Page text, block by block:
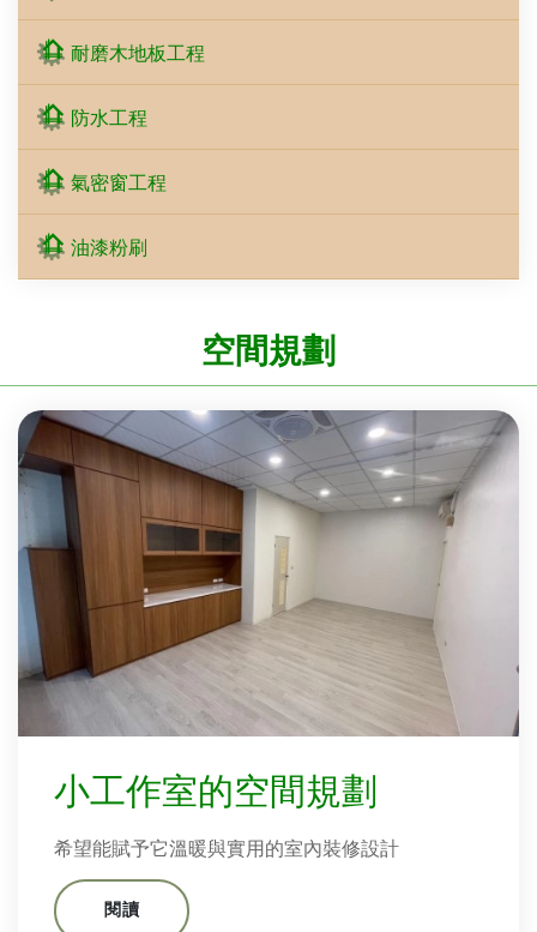
耐磨木地板工程
防水工程
氣密窗工程
油漆粉刷
空間規劃
小工作室的空間規劃
希望能賦予它溫暖與實用的室內裝修設計
閱讀